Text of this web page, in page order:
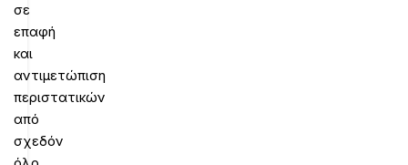
σε
επαφή
και
αντιμετώπιση
περιστατικών
από
σχεδόν